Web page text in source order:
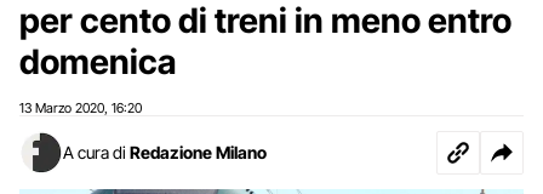
per cento di treni in meno entro
domenica
13 Marzo 2020 16:20
A cura di Redazione Milano